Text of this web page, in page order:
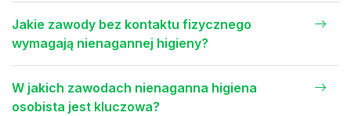
Jakie zawody bez kontaktu fizycznego
wymagają nienagannej higieny?
W jakich zawodach nienaganna higiena
osobista jest kluczowa?